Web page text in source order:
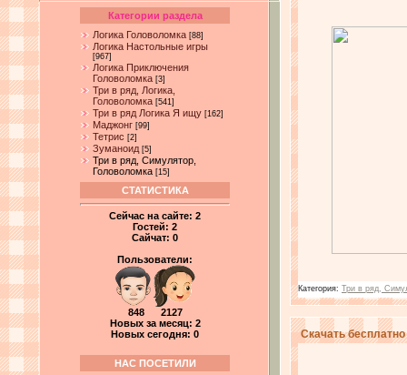
Категории раздела
Логика Головоломка [88]
Логика Настольные игры
[967]
Логика Приключения
Головоломка [3]
Три в ряд, Логика,
Головоломка [541]
Три в ряд Логика Я ищу [162]
Маджонг [99]
Тетрис [2]
Зуманоид [5]
Три в ряд, Симулятор,
Головоломка [15]
СТАТИСТИКА
Сейчас на сайте: 2
Гостей: 2
Сайчат: 0
Пользователи:
848 2127
Новых за месяц: 2
Новых сегодня: 0
НАС ПОСЕТИЛИ
Категория: Три в ряд,
Скачать